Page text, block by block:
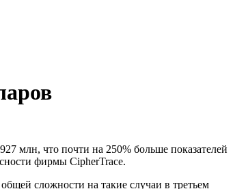
млн, что почти на 250% больше показателей
фирмы CipherTrace.
сложности на такие случаи в третьем